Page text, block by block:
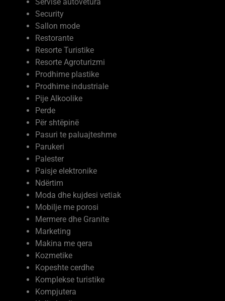
Shëndetësia
Servise elektronike
Servise autovetura
Security
Sallon mode
Restorante
Resorte Turistike
Resorte Agroturizmi
Prodhime plastike
Prodhime industriale
Pije Alkoolike
Perde
Për shtëpinë
Pasuri te paluajteshme
Parukeri
Palester
Paisje elektronike
Ndërtim
Moda dhe kujdesi vetiak
Mobilje me porosi
Mermere dhe Granite
Marketing
Makina me qera
Kozmetike
Kopeshte cerdhe